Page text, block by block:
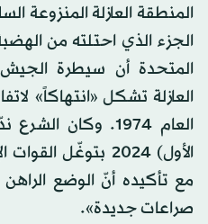
المنطقة العازلة المنزوعة
المتحدة أن سيطرة الجيش
العازلة تشكل «انتهاكاً»
الأول) 2024 بتوغّل
مع تأكيده أنّ الوضع
صراعات جديدة».